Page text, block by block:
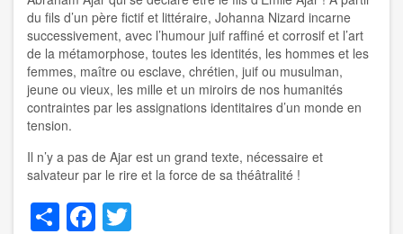
du fils d’un père fictif et littéraire, Johanna Nizard incarne
successivement, avec l’humour juif raffiné et corrosif et l’art
de la métamorphose, toutes les identités, les hommes et les
femmes, maître ou esclave, chrétien, juif ou musulman,
jeune ou vieux, les mille et un miroirs de nos humanités
contraintes par les assignations identitaires d’un monde en
tension.
Il n’y a pas de Ajar est un grand texte, nécessaire et
salvateur par le rire et la force de sa théâtralité !
ShareFacebook